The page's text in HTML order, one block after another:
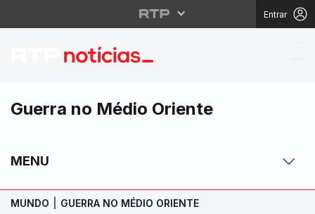
Entrar
Israel e Irão trocam
Guerra no Médio Oriente
MENU
MUNDO GUERRA NO MÉDIO ORIENTE